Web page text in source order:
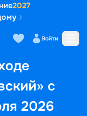
2027
Войти
с
2026
Маршрут и